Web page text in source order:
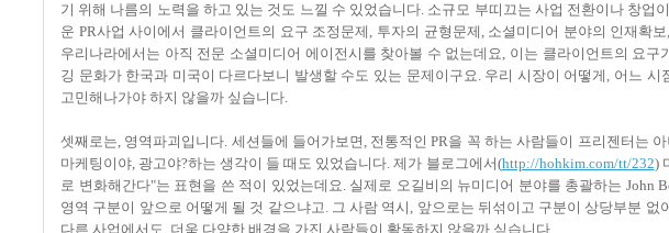
기 위해 나름의 노력을 하고 있는 것도 느낄 수 있었습니다. 소규모 부띠끄는 사업 전환이나 창업
운 PR사업 사이에서 클라이언트의 요구 조정문제, 투자의 균형문제, 소셜미디어 분야의 인재확
우리나라에서는 아직 전문 소셜미디어 에이전시를 찾아볼 수 없는데요, 이는 클라이언트의 요
깅 문화가 한국과 미국이 다르다보니 발생할 수도 있는 문제이구요. 우리 시장이 어떻게, 어느
고민해나가야 하지 않을까 싶습니다.
셋째로는, 영역파괴입니다. 세션들에 들어가보면, 전통적인 PR을 꼭 하는 사람들이 프리젠터는
마케팅이야, 광고야?하는 생각이 들 때도 있었습니다. 제가 블로그에서(http://hohkim.com/tt/232)
로 변화해간다"는 표현을 쓴 적이 있었는데요. 실제로 오길비의 뉴미디어 분야를 총괄하는 John
영역 구분이 앞으로 어떻게 될 것 같으냐고. 그 사람 역시, 앞으로는 뒤섞이고 구분이 상당부분 없
다른 사업에서도, 더욱 다양한 배경을 가진 사람들이 활동하지 않을까 싶습니다.